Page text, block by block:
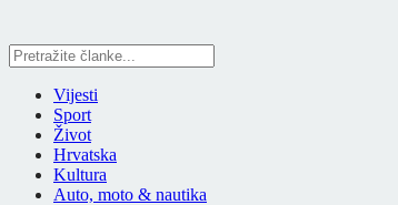
Vijesti
Sport
Život
Hrvatska
Kultura
Auto, moto & nautika